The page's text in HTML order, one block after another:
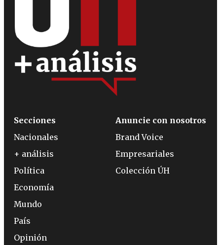
Secciones
Nacionales
+ análisis
Política
Economía
Mundo
País
Opinión
Anuncie con nosotros
Brand Voice
Empresariales
Colección ÚH